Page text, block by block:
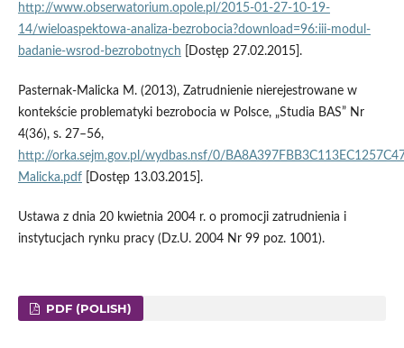
http://www.obserwatorium.opole.pl/2015-01-27-10-19-
14/wieloaspektowa-analiza-bezrobocia?download=96:iii-modul-
badanie-wsrod-bezrobotnych [Dostęp 27.02.2015].
Pasternak-Malicka M. (2013), Zatrudnienie nierejestrowane w
kontekście problematyki bezrobocia w Polsce, „Studia BAS” Nr
4(36), s. 27–56,
http://orka.sejm.gov.pl/wydbas.nsf/0/
Malicka.pdf[Dostęp 13.03.2015].
Ustawa z dnia 20 kwietnia 2004 r. o promocji zatrudnienia i
instytucjach rynku pracy (Dz.U. 2004 Nr 99 poz. 1001).
PDF (POLISH)